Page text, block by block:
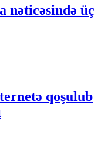
nəticəsində üç
qoşulub